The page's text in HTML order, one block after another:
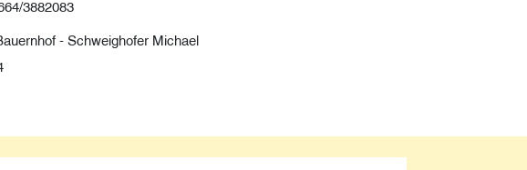
3882083
- Schweighofer Michael